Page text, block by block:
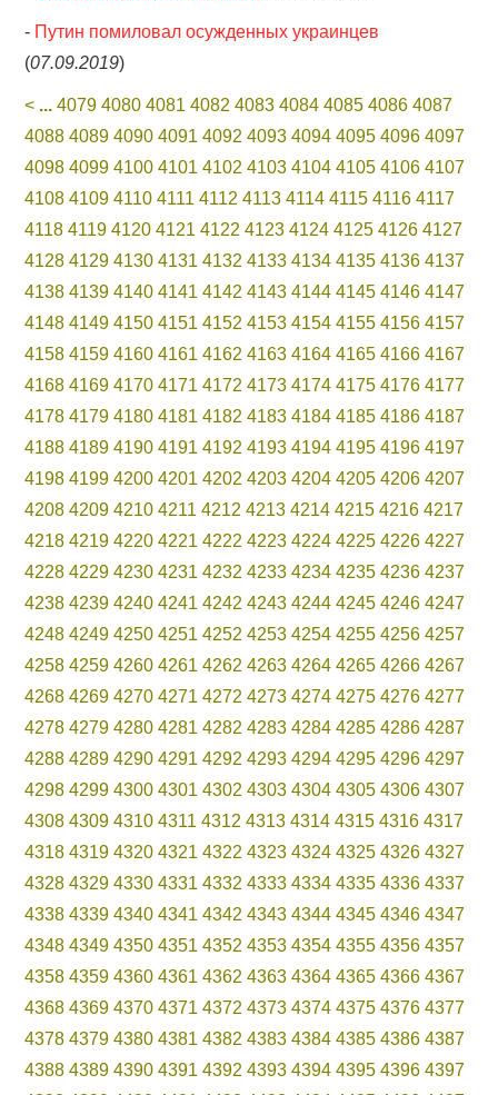
- Путин помиловал осужденных украинцев
(07.09.2019)
< ... 4079 4080 4081 4082 4083 4084 4085 4086 4087
4088 4089 4090 4091 4092 4093 4094 4095 4096 4097
4098 4099 4100 4101 4102 4103 4104 4105 4106 4107
4108 4109 4110 4111 4112 4113 4114 4115 4116 4117
4118 4119 4120 4121 4122 4123 4124 4125 4126 4127
4128 4129 4130 4131 4132 4133 4134 4135 4136 4137
4138 4139 4140 4141 4142 4143 4144 4145 4146 4147
4148 4149 4150 4151 4152 4153 4154 4155 4156 4157
4158 4159 4160 4161 4162 4163 4164 4165 4166 4167
4168 4169 4170 4171 4172 4173 4174 4175 4176 4177
4178 4179 4180 4181 4182 4183 4184 4185 4186 4187
4188 4189 4190 4191 4192 4193 4194 4195 4196 4197
4198 4199 4200 4201 4202 4203 4204 4205 4206 4207
4208 4209 4210 4211 4212 4213 4214 4215 4216 4217
4218 4219 4220 4221 4222 4223 4224 4225 4226 4227
4228 4229 4230 4231 4232 4233 4234 4235 4236 4237
4238 4239 4240 4241 4242 4243 4244 4245 4246 4247
4248 4249 4250 4251 4252 4253 4254 4255 4256 4257
4258 4259 4260 4261 4262 4263 4264 4265 4266 4267
4268 4269 4270 4271 4272 4273 4274 4275 4276 4277
4278 4279 4280 4281 4282 4283 4284 4285 4286 4287
4288 4289 4290 4291 4292 4293 4294 4295 4296 4297
4298 4299 4300 4301 4302 4303 4304 4305 4306 4307
4308 4309 4310 4311 4312 4313 4314 4315 4316 4317
4318 4319 4320 4321 4322 4323 4324 4325 4326 4327
4328 4329 4330 4331 4332 4333 4334 4335 4336 4337
4338 4339 4340 4341 4342 4343 4344 4345 4346 4347
4348 4349 4350 4351 4352 4353 4354 4355 4356 4357
4358 4359 4360 4361 4362 4363 4364 4365 4366 4367
4368 4369 4370 4371 4372 4373 4374 4375 4376 4377
4378 4379 4380 4381 4382 4383 4384 4385 4386 4387
4388 4389 4390 4391 4392 4393 4394 4395 4396 4397